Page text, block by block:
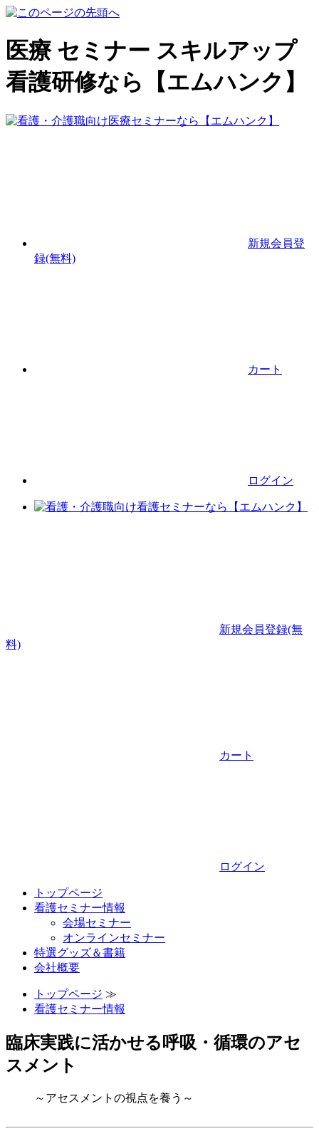
医療 セミナー スキルアップ
看護研修なら【エムハンク】
新規会員登
録(無料)
カート
ログイン
新規会員登録(無
料)
カート
ログイン
トップページ
看護セミナー情報
会場セミナー
オンラインセミナー
特選グッズ＆書籍
会社概要
トップページ ≫
看護セミナー情報
臨床実践に活かせる呼吸・循環のアセ
スメント
～アセスメントの視点を養う～